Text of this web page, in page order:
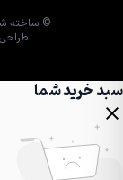
© ساخته
طراحی
سبد خرید شما